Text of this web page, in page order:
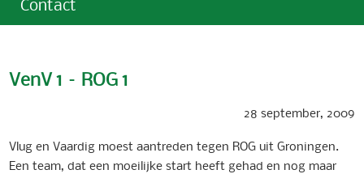
Contact
VenV 1 – ROG 1
28 september, 2009
Vlug en Vaardig moest aantreden tegen ROG uit Groningen.
Een team, dat een moeilijke start heeft gehad en nog maar